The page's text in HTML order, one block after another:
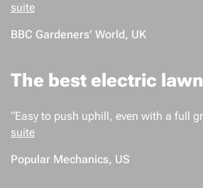
suite
BBC Gardeners’ World, UK
The best electric
“Easy to push uphill, even with a full
suite
Popular Mechanics, US